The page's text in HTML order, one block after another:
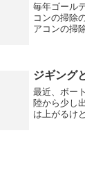
毎年ゴール
コンの掃除
アコンの掃
部まで全部
カバーテー
けど、泥水
ジギング
最近、ボー
陸から少し
は上がるけ
り方がある